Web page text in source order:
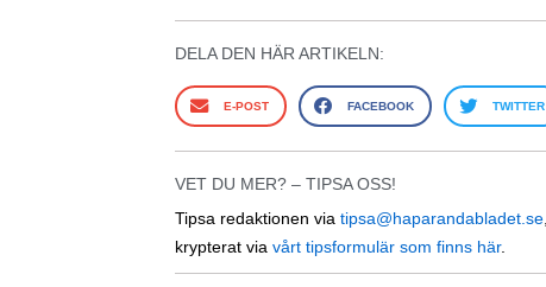
DELA DEN HÄR ARTIKELN:
E-POST FACEBOOK TWITTER
VET DU MER? – TIPSA OSS!
Tipsa redaktionen via tipsa@haparandabladet.se
krypterat via vårt tipsformulär som finns här.